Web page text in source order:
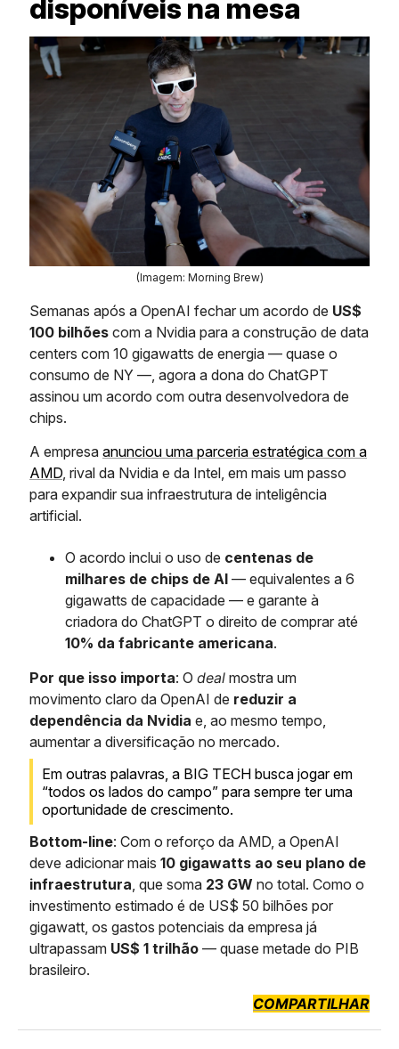
disponíveis na mesa
(Imagem: Morning Brew)
Semanas após a OpenAI fechar um acordo de US$
100 bilhões com a Nvidia para a construção de data
centers com 10 gigawatts de energia — quase o
consumo de NY —, agora a dona do ChatGPT
assinou um acordo com outra desenvolvedora de
chips.
A empresa anunciou uma parceria estratégica com a
AMD, rival da Nvidia e da Intel, em mais um passo
para expandir sua infraestrutura de inteligência
artificial.
O acordo inclui o uso de centenas de
milhares de chips de AI — equivalentes a 6
gigawatts de capacidade — e garante à
criadora do ChatGPT o direito de comprar até
10% da fabricante americana.
Por que isso importa: O deal mostra um
movimento claro da OpenAI de reduzir a
dependência da Nvidia e, ao mesmo tempo,
aumentar a diversificação no mercado.
Em outras palavras, a BIG TECH busca jogar em
“todos os lados do campo” para sempre ter uma
oportunidade de crescimento.
Bottom-line: Com o reforço da AMD, a OpenAI
deve adicionar mais 10 gigawatts ao seu plano de
infraestrutura, que soma 23 GW no total. Como o
investimento estimado é de US$ 50 bilhões por
gigawatt, os gastos potenciais da empresa já
ultrapassam US$ 1 trilhão — quase metade do PIB
brasileiro.
COMPARTILHAR